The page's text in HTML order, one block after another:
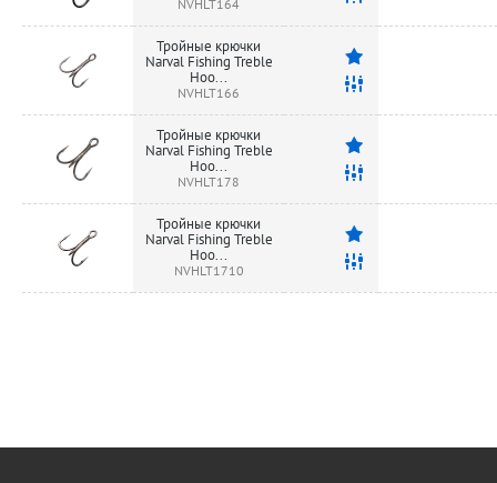
NVHLT164
Тройные крючки
Narval Fishing Treble
Hoo...
NVHLT166
Тройные крючки
Narval Fishing Treble
Hoo...
NVHLT178
Тройные крючки
Narval Fishing Treble
Hoo...
NVHLT1710